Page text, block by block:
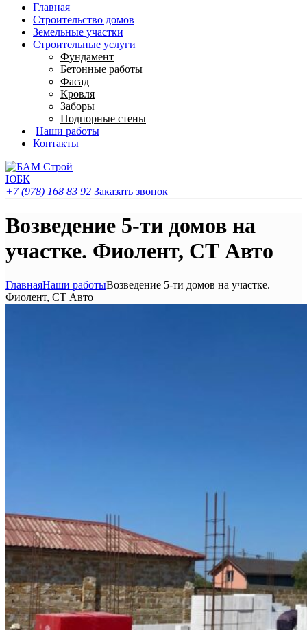
Главная
Строительство домов
Земельные участки
Строительные услуги
Фундамент
Бетонные работы
Фасад
Кровля
Заборы
Подпорные стены
Наши работы
Контакты
+7 (978) 168 83 92 Заказать звонок
Возведение 5-ти домов на
участке. Фиолент, СТ Авто
ГлавнаяНаши работыВозведение 5-ти домов на участке.
Фиолент, СТ Авто